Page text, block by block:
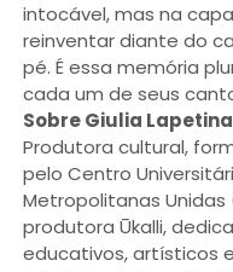
intocável, mas na
reinventar diante do
pé. É essa memória
cada um de seus
Sobre Giulia Lapetina
Produtora cultural,
pelo Centro
Metropolitanas Unidas
produtora Ūkalli,
educativos, artísticos